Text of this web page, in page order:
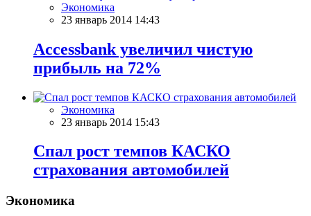
Экономика
23 январь 2014 14:43
Accessbank увеличил чистую
прибыль на 72%
Экономика
23 январь 2014 15:43
Спал рост темпов КАСКО
страхования автомобилей
Экономика